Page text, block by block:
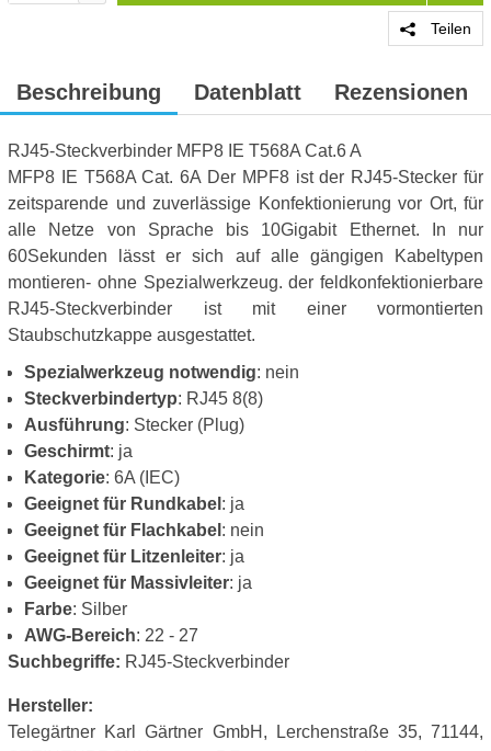
Teilen
Beschreibung Datenblatt Rezensionen
RJ45-Steckverbinder MFP8 IE T568A Cat.6 A
MFP8 IE T568A Cat. 6A Der MPF8 ist der RJ45-Stecker für
zeitsparende und zuverlässige Konfektionierung vor Ort, für
alle Netze von Sprache bis 10Gigabit Ethernet. In nur
60Sekunden lässt er sich auf alle gängigen Kabeltypen
montieren- ohne Spezialwerkzeug. der feldkonfektionierbare
RJ45-Steckverbinder ist mit einer vormontierten
Staubschutzkappe ausgestattet.
Spezialwerkzeug notwendig: nein
Steckverbindertyp: RJ45 8(8)
Ausführung: Stecker (Plug)
Geschirmt: ja
Kategorie: 6A (IEC)
Geeignet für Rundkabel : ja
Geeignet für Flachkabel : nein
Geeignet für Litzenleiter: ja
Geeignet für Massivleiter: ja
Farbe: Silber
AWG-Bereich: 22 - 27
Suchbegriffe: RJ45-Steckverbinder
Hersteller:
Telegärtner Karl Gärtner GmbH, Lerchenstraße 35, 71144,